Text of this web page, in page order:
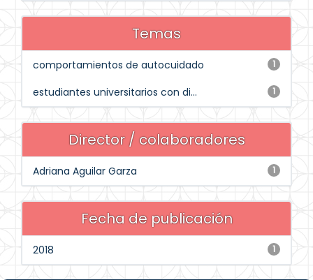
Temas
1
comportamientos de autocuidado
1
estudiantes universitarios con di...
Director / colaboradores
1
Adriana Aguilar Garza
Fecha de publicación
1
2018